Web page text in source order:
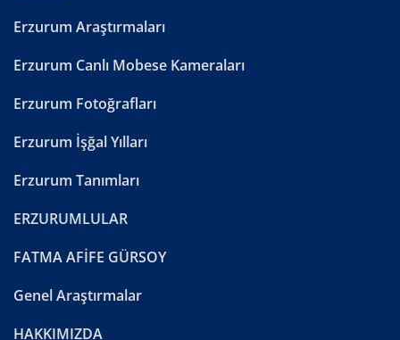
Erzurum Araştırmaları
Erzurum Canlı Mobese Kameraları
Erzurum Fotoğrafları
Erzurum İşğal Yılları
Erzurum Tanımları
ERZURUMLULAR
FATMA AFİFE GÜRSOY
Genel Araştırmalar
HAKKIMIZDA